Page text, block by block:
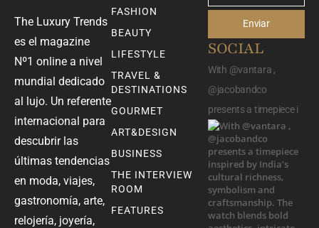
The Luxury Trends
es el magazine
Nº1 online a nivel
mundial dedicado
al lujo. Un referente
internacional para
descubrir las
últimas tendencias
en moda, viajes,
gastronomía, arte,
relojería, joyería,
FASHION
BEAUTY
LIFESTYLE
TRAVEL &
DESTINATIONS
GOURMET
ART&DESIGN
BUSINESS
THE INTERVIEW
ROOM
FEATURES
Enviar
SOCIAL
With @vantara ,
@jacobandco
presents a timepiece i